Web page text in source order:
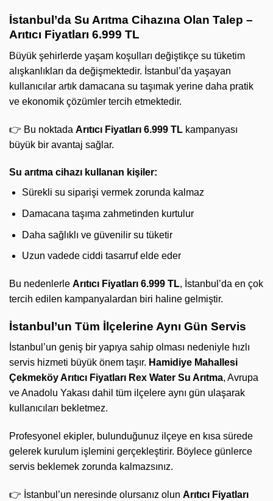
İstanbul’da Su Arıtma Cihazına Olan Talep –
Arıtıcı Fiyatları 6.999 TL
Büyük şehirlerde yaşam koşulları değiştikçe su tüketim
alışkanlıkları da değişmektedir. İstanbul’da yaşayan
kullanıcılar artık damacana su taşımak yerine daha pratik
ve ekonomik çözümler tercih etmektedir.
👉 Bu noktada Arıtıcı Fiyatları 6.999 TL kampanyası
büyük bir avantaj sağlar.
Su arıtma cihazı kullanan kişiler:
Sürekli su siparişi vermek zorunda kalmaz
Damacana taşıma zahmetinden kurtulur
Daha sağlıklı ve güvenilir su tüketir
Uzun vadede ciddi tasarruf elde eder
Bu nedenlerle Arıtıcı Fiyatları 6.999 TL, İstanbul’da en çok
tercih edilen kampanyalardan biri haline gelmiştir.
İstanbul’un Tüm İlçelerine Aynı Gün Servis
İstanbul’un geniş bir yapıya sahip olması nedeniyle hızlı
servis hizmeti büyük önem taşır. Hamidiye Mahallesi
Çekmeköy Arıtıcı Fiyatları Rex Water Su Arıtma, Avrupa
ve Anadolu Yakası dahil tüm ilçelere aynı gün ulaşarak
kullanıcıları bekletmez.
Profesyonel ekipler, bulunduğunuz ilçeye en kısa sürede
gelerek kurulum işlemini gerçekleştirir. Böylece günlerce
servis beklemek zorunda kalmazsınız.
👉 İstanbul’un neresinde olursanız olun Arıtıcı Fiyatları